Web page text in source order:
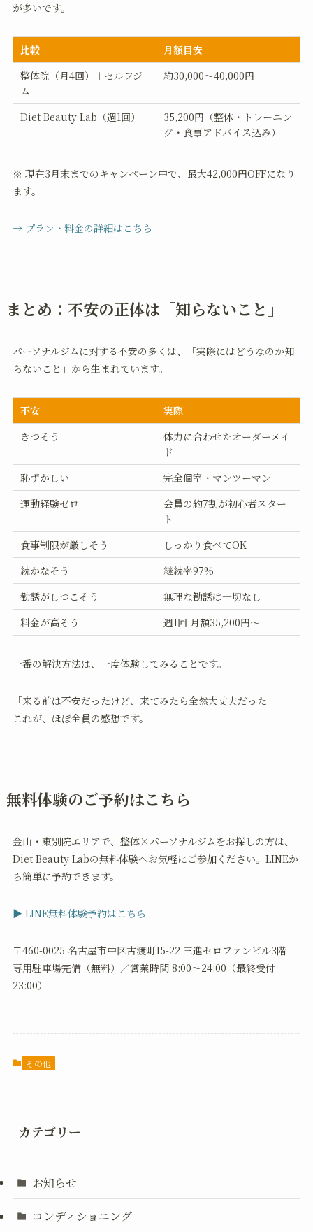
が多いです。
比較
月額目安
整体院（月4回）＋セルフジ
ム
約30,000〜40,000円
Diet Beauty Lab（週1回）
35,200円（整体・トレーニン
グ・食事アドバイス込み）
※ 現在3月末までのキャンペーン中で、最大42,000円OFFになり
ます。
→ プラン・料金の詳細はこちら
まとめ：不安の正体は「知らないこと」
パーソナルジムに対する不安の多くは、「実際にはどうなのか知
らないこと」から生まれています。
不安
実際
きつそう
体力に合わせたオーダーメイ
ド
恥ずかしい
完全個室・マンツーマン
運動経験ゼロ
会員の約7割が初心者スター
ト
食事制限が厳しそう
しっかり食べてOK
続かなそう
継続率97%
勧誘がしつこそう
無理な勧誘は一切なし
料金が高そう
週1回 月額35,200円〜
一番の解決方法は、一度体験してみることです。
「来る前は不安だったけど、来てみたら全然大丈夫だった」——
これが、ほぼ全員の感想です。
無料体験のご予約はこちら
金山・東別院エリアで、整体×パーソナルジムをお探しの方は、
Diet Beauty Labの無料体験へお気軽にご参加ください。LINEか
ら簡単に予約できます。
▶ LINE無料体験予約はこちら
〒460-0025 名古屋市中区古渡町15-22 三進セロファンビル3階
専用駐車場完備（無料）／営業時間 8:00〜24:00（最終受付
23:00）
その他
カテゴリー
お知らせ
コンディショニング